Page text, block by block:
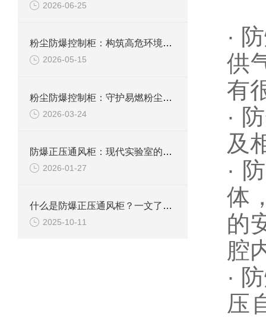
2026-06-25
粉尘防爆控制柜：构筑高危环境下的电气安全屏障
2026-05-15
粉尘防爆控制柜：守护易燃粉尘环境下的电气安全
2026-03-24
防爆正压通风柜：现代实验室的安全屏障
2026-01-27
什么是防爆正压通风柜？一文了解其定义、原理及应用
2025-10-11
·
供
有
·
及
·
体
的
腔
·
压